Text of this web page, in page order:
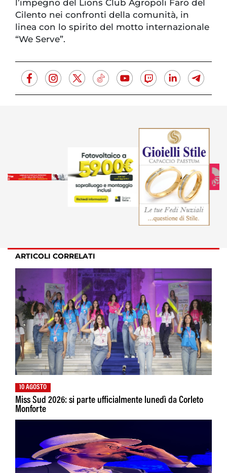
l’impegno del Lions Club Agropoli Faro del
Cilento nei confronti della comunità, in
linea con lo spirito del motto internazionale
“We Serve”.
ARTICOLI CORRELATI
10 AGOSTO
Miss Sud 2026: si parte ufficialmente lunedì da Corleto
Monforte